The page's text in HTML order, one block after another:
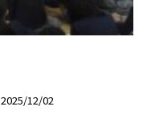
2025/12/02